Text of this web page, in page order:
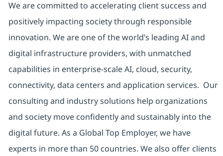
We are committed to accelerating client success and
positively impacting society through responsible
innovation. We are one of the world’s leading AI and
digital infrastructure providers, with unmatched
capabilities in enterprise-scale AI, cloud, security,
connectivity, data centers and application services. Our
consulting and industry solutions help organizations
and society move confidently and sustainably into the
digital future. As a Global Top Employer, we have
experts in more than 50 countries. We also offer clients